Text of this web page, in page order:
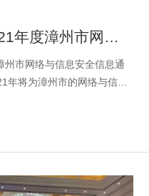
市网络与信息安全信息通
年将为漳州市的网络与信息